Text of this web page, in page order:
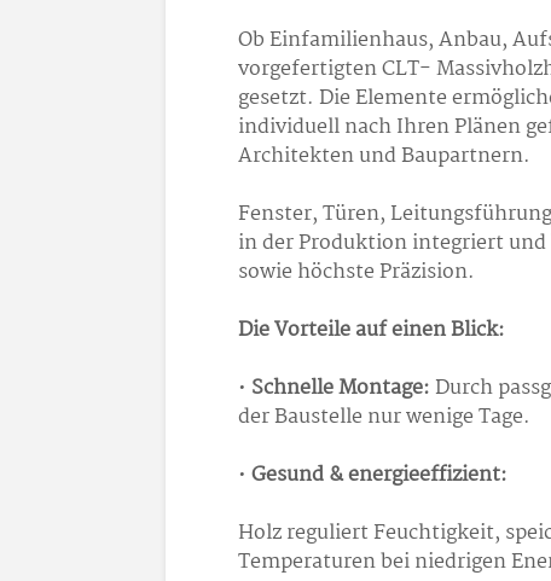
Ob Einfamilienhaus, Anbau,
vorgefertigten CLT-
gesetzt. Die Elemente
individuell nach Ihren Plänen
Architekten und Baupartnern.
Fenster, Türen,
in der Produktion integriert
sowie höchste Präzision.
Die Vorteile auf einen Blick:
• Schnelle Montage:Durch
der Baustelle nur wenige Tage.
• Gesund & energieeffizient:
Holz reguliert Feuchtigkeit,
Temperaturen bei niedrigen